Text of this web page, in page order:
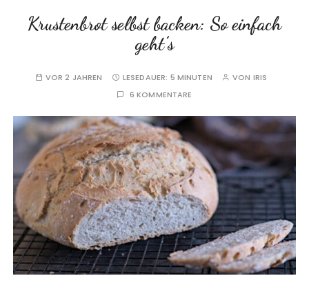
Krustenbrot selbst backen: So einfach
geht’s
VOR 2 JAHREN LESEDAUER: 5 MINUTEN VON IRIS
6 KOMMENTARE